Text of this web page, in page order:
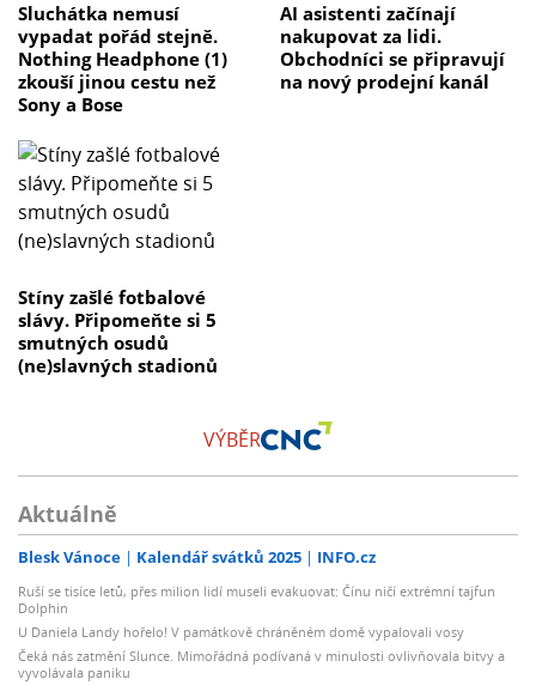
Sluchátka nemusí
vypadat pořád stejně.
Nothing Headphone (1)
zkouší jinou cestu než
Sony a Bose
AI asistenti začínají
nakupovat za lidi.
Obchodníci se připravují
na nový prodejní kanál
Stíny zašlé fotbalové
slávy. Připomeňte si 5
smutných osudů
(ne)slavných stadionů
VÝBĚR
Aktuálně
Blesk Vánoce Kalendář svátků 2025 INFO.cz
Ruší se tisíce letů, přes milion lidí museli evakuovat: Čínu ničí extrémní tajfun
Dolphin
U Daniela Landy hořelo! V památkově chráněném domě vypalovali vosy
Čeká nás zatmění Slunce. Mimořádná podívaná v minulosti ovlivňovala bitvy a
vyvolávala paniku